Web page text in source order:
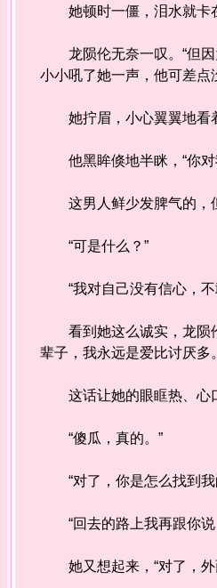
她顿时一僵，泪水就卡
龙陨伦无奈一叹。“但因
小小吼了她一声，他可差点
她拧眉，小心翼翼地看
他黑眸倏地半眯，“你对
这男人鲜少发脾气的，但
“可是什么？”
“我对自己没有信心，不
看到她这么诚实，龙陨伦
辈子，我永远是爱比讨厌多
这话让她的眼眶热、心
“傻瓜，真的。”
“对了，你是怎么找到我
“回去的路上我再跟你说
她又想起来，“对了，外